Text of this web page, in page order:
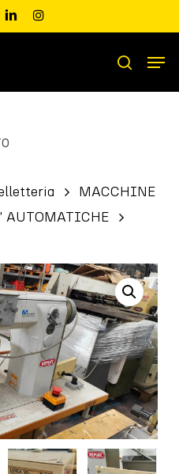
linkedininstagram
search
MACCHINE
AUTOMATICHE